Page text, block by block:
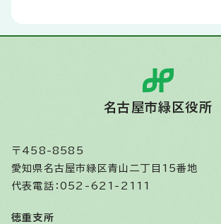
名古屋市緑区役所
〒458-8585
愛知県名古屋市緑区青山二丁目15番地
代表電話：052-621-2111
徳重支所